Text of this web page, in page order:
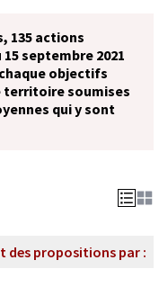
135 actions
septembre 2021
objectifs
soumises
qui y sont
des propositions par :